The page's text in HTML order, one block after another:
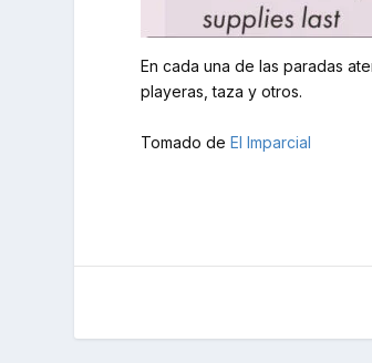
En cada una de las paradas
playeras, taza y otros.
Tomado deEl Imparcial